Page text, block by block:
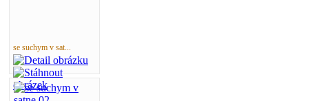
se suchym v sat...